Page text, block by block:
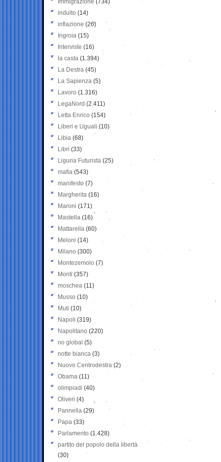
Immigrazione (734)
indulto (14)
inflazione (26)
Ingroia (15)
Interviste (16)
la casta (1.394)
La Destra (45)
La Sapienza (5)
Lavoro (1.316)
LegaNord (2.411)
Letta Enrico (154)
Liberi e Uguali (10)
Libia (68)
Libri (33)
Liguria Futurista (25)
mafia (543)
manifesto (7)
Margherita (16)
Maroni (171)
Mastella (16)
Mattarella (60)
Meloni (14)
Milano (300)
Montezemolo (7)
Monti (357)
moschea (11)
Musso (10)
Muti (10)
Napoli (319)
Napolitano (220)
no global (5)
notte bianca (3)
Nuovo Centrodestra (2)
Obama (11)
olimpiadi (40)
Oliveri (4)
Pannella (29)
Papa (33)
Parlamento (1.428)
partito del popolo della libertà
(30)